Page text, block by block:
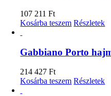
107 211Ft
Kosárba teszem Részletek
Gabbiano Porto
214 427Ft
Kosárba teszem Részletek